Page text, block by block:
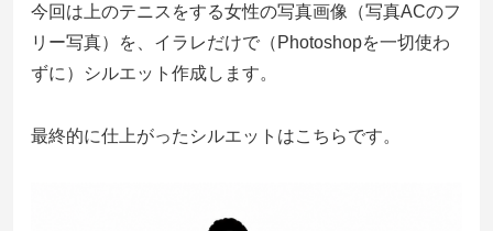
今回は上のテニスをする女性の写真画像（写真ACのフ
リー写真）を、イラレだけで（Photoshopを一切使わ
ずに）シルエット作成します。
最終的に仕上がったシルエットはこちらです。